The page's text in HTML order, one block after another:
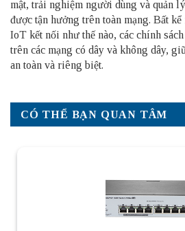
mật, trải nghiệm người dùng và quản
được tận hưởng trên toàn mạng. Bất
IoT kết nối như thế nào, các chính
trên các mạng có dây và không dây,
an toàn và riêng biệt.
CÓ THỂ BẠN QUAN TÂM